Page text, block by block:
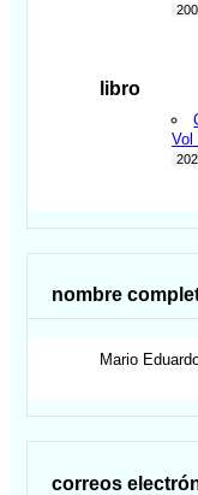
libro
Vol
nombre
Mario
correos